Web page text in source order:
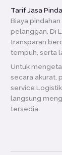
Tarif Jasa
Biaya
pelanggan. Di
transparan
tempuh, serta
Untuk
secara akurat,
service
langsung
tersedia.